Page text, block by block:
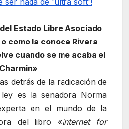
Estado Libre Asociado
como la conoce Rivera
cuando se me acaba el
Charmin»
detrás de la radicación de
es la senadora Norma
en el mundo de la
del libro «Internet for